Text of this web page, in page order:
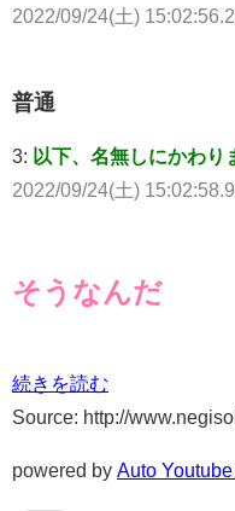
2022/09/24(土)
普通
3: 以下、名無しにかわり
2022/09/24(土)
そうなんだ
続きを読む
Source: http://
powered by Auto